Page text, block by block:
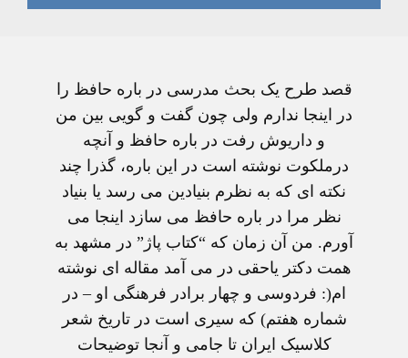
قصد طرح يک بحث مدرسی در باره حافظ را
در اينجا ندارم ولی چون گفت و گويی بين من
و داريوش رفت در باره حافظ و آنچه
درملکوت نوشته است در اين باره، گذرا چند
نکته ای که به نظرم بنيادين می رسد يا بنياد
نظر مرا در باره حافظ می سازد اينجا می
آورم. من آن زمان که “کتاب پاژ” در مشهد به
همت دکتر ياحقی در می آمد مقاله ای نوشته
ام(: فردوسی و چهار برادر فرهنگی او – در
شماره هفتم) که سيری است در تاريخ شعر
کلاسيک ايران تا جامی و آنجا توضيحات